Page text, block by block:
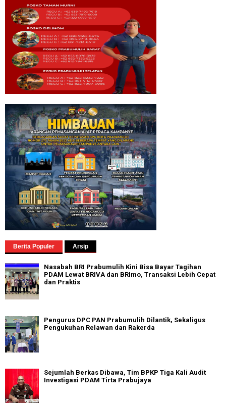
Berita Populer Arsip
Nasabah BRI Prabumulih Kini Bisa Bayar Tagihan
PDAM Lewat BRIVA dan BRImo, Transaksi Lebih Cepat
dan Praktis
Pengurus DPC PAN Prabumulih Dilantik, Sekaligus
Pengukuhan Relawan dan Rakerda
Sejumlah Berkas Dibawa, Tim BPKP Tiga Kali Audit
Investigasi PDAM Tirta Prabujaya